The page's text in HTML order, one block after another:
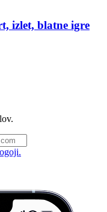
izlet, blatne igre